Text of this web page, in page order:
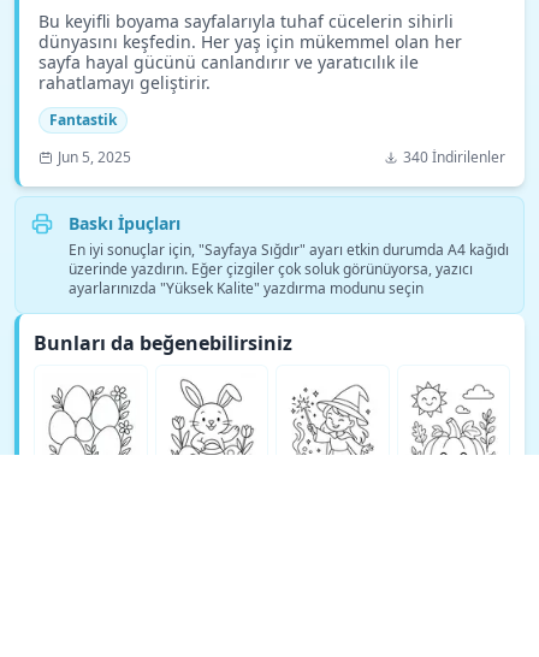
Bu keyifli boyama sayfalarıyla tuhaf cücelerin sihirli
dünyasını keşfedin. Her yaş için mükemmel olan her
sayfa hayal gücünü canlandırır ve yaratıcılık ile
rahatlamayı geliştirir.
Fantastik
Jun 5, 2025
340 İndirilenler
Baskı İpuçları
En iyi sonuçlar için, "Sayfaya Sığdır" ayarı etkin durumda A4 kağıdı
üzerinde yazdırın. Eğer çizgiler çok soluk görünüyorsa, yazıcı
ayarlarınızda "Yüksek Kalite" yazdırma modunu seçin
Bunları da beğenebilirsiniz